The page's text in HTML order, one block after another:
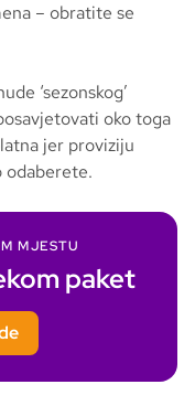
– obratite se
‘sezonskog’
oko toga
jer proviziju
odaberete.
MJESTU
paket